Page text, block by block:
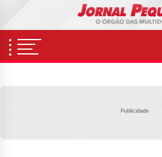
content
Publicidade